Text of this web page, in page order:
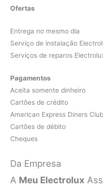
Ofertas
Entrega no mesmo dia
Serviço de instalação
Serviços de reparos
Pagamentos
Aceita somente dinheiro
Cartões de crédito
American Express Diners
Cartões de débito
Cheques
Da Empresa
A Meu Electrolux